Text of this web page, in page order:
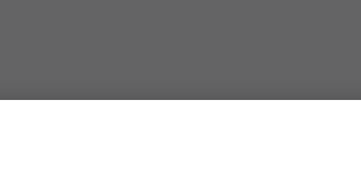
en la aplicación Google Wallet en tu
Campos de Sport simplemente